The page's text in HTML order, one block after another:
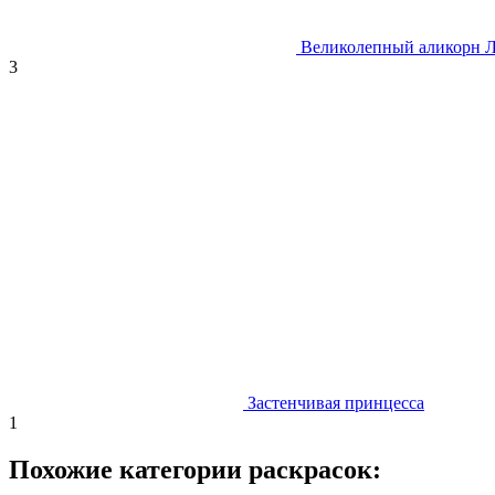
Великолепный аликорн
3
Застенчивая принцесса
1
Похожие категории раскрасок: